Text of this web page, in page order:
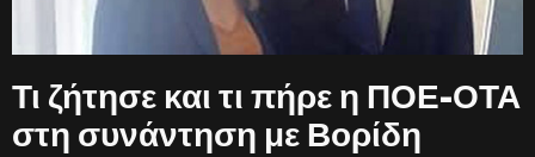
Τι ζήτησε και τι πήρε η ΠΟΕ-ΟΤΑ
στη συνάντηση με Βορίδη